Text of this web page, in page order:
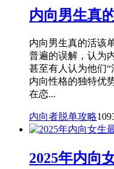
内向男生真
内向男生真的活该
普遍的误解，认为
甚至有人认为他们
内向性格的独特优
在恋...
内向者脱单攻略
2025年内向